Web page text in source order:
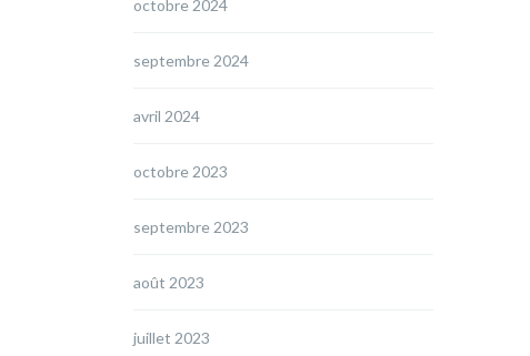
octobre 2024
septembre 2024
avril 2024
octobre 2023
septembre 2023
août 2023
juillet 2023